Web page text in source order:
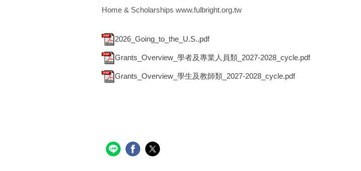
Home & Scholarships www.fulbright.org.tw
2026_Going_to_the_U.S..pdf
Grants_Overview_學者及專業人員類_2027-2028_cycle.pdf
Grants_Overview_學生及教師類_2027-2028_cycle.pdf